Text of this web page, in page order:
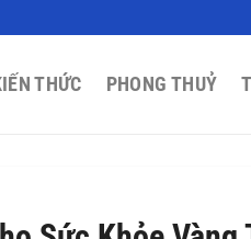
THỨC PHONG THUỶ